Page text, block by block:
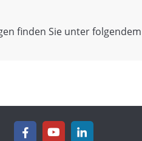
finden Sie unter